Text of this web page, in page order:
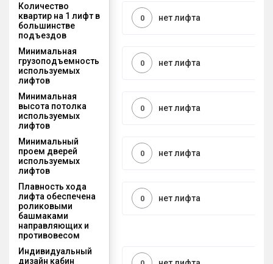
Количество
квартир на 1 лифт в
большинстве
подъездов
нет лифта
0
Минимальная
грузоподъемность
используемых
лифтов
нет лифта
0
Минимальная
высота потолка
используемых
лифтов
нет лифта
0
Минимальный
проем дверей
используемых
лифтов
нет лифта
0
Плавность хода
лифта обеспечена
роликовыми
башмаками
направляющих и
противовесом
нет лифта
0
Индивидуальный
дизайн кабин